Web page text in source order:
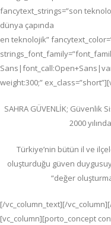
fancytext_strings=”son
dünya çapında
en teknolojik”
weight:300;”
SAHRA GÜVENLİK; Güvenlik
2000
Türkiye’nin bütün il ve
oluşturduğu güven
“değer
[/vc_column_text][/
[vc_column][porto_concept